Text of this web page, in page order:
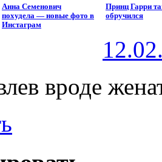
Анна Семенович
похудела — новые фото в
Инстаграм
Принц Гарри
обручился
вроде